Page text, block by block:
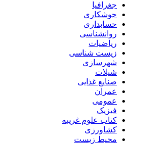
جغرافیا
جوشکاری
حسابداری
روانشناسی
ریاضیات
زیست شناسی
شهرسازی
شیلات
صنایع غذایی
عمران
عمومی
فیزیک
کتاب علوم غریبه
کشاورزی
محیط زیست